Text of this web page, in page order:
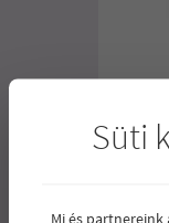
Ár:
Süti
Mi és